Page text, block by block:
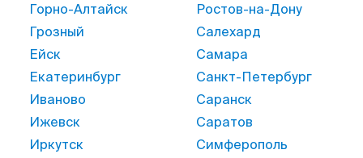
Горно-Алтайск
Грозный
Ейск
Екатеринбург
Иваново
Ижевск
Иркутск
Ростов-на-Дону
Салехард
Самара
Санкт-Петербург
Саранск
Саратов
Симферополь